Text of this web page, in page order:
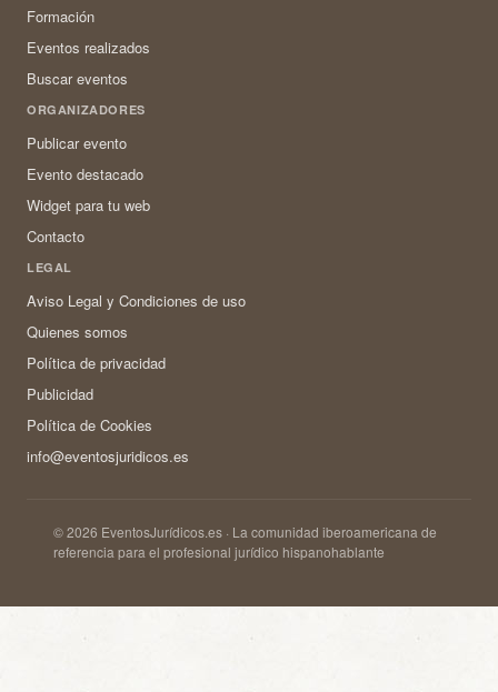
Formación
Eventos realizados
Buscar eventos
ORGANIZADORES
Publicar evento
Evento destacado
Widget para tu web
Contacto
LEGAL
Aviso Legal y Condiciones de uso
Quienes somos
Política de privacidad
Publicidad
Política de Cookies
info@eventosjuridicos.es
© 2026 EventosJurídicos.es · La comunidad iberoamericana de
referencia para el profesional jurídico hispanohablante